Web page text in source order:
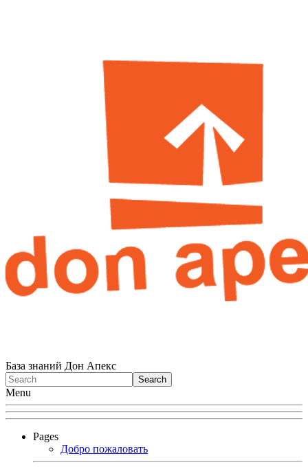
База знаний Дон Апекс
Menu
Pages
Добро пожаловать